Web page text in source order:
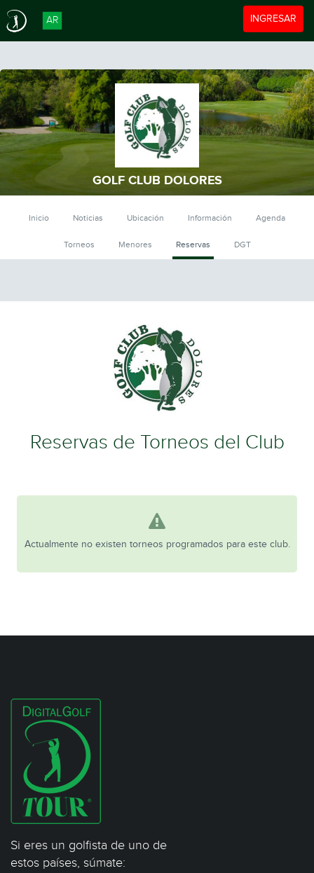
Toggle
INGRESAR
AR
GOLF CLUB DOLORES
Inicio Noticias Ubicación Información Agenda
Torneos Menores Reservas DGT
Reservas de Torneos del Club
Actualmente no existen torneos programados para este club.
Si eres un golfista de uno de
estos países, súmate: